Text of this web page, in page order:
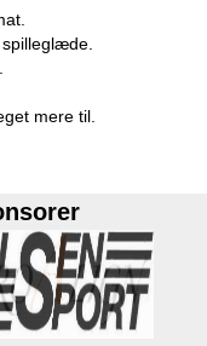
mere til.